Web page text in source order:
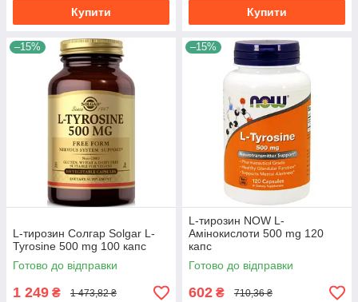
Купити Купити
–15%
L-тирозин Солгар Solgar L-
Tyrosine 500 mg 100 капс
Готово до відправки
1 249 ₴ 1 473,82 ₴
–15%
L-тирозин NOW L-
Амінокислоти 500 mg 120
капс
Готово до відправки
602 ₴ 710,36 ₴